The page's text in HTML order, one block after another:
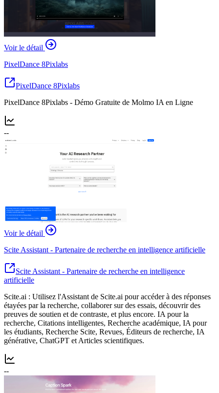
Voir le détail
PixelDance 8Pixlabs
PixelDance 8Pixlabs
PixelDance 8Pixlabs - Démo Gratuite de Molmo IA en Ligne
--
Voir le détail
Scite Assistant - Partenaire de recherche en intelligence artificielle
Scite Assistant - Partenaire de recherche en intelligence
artificielle
Scite.ai : Utilisez l'Assistant de Scite.ai pour accéder à des réponses
étayées par la recherche, collaborer sur des essais, découvrir des
preuves de soutien et de contraste, et plus encore. IA pour la
recherche, Citations intelligentes, Recherche académique, IA pour
les étudiants, Recherche Scite, Revues, Éditeurs de recherche, IA
générative, ChatGPT et Articles scientifiques.
--